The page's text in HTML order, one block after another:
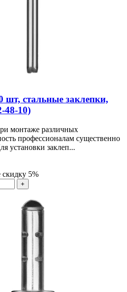
стальные заклепки,
48-10)
монтаже различных
профессионалам существенно
установки заклеп...
скидку 5%
+